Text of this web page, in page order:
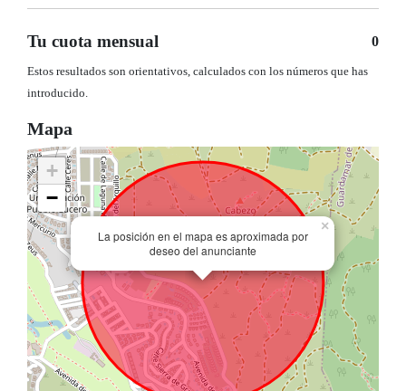
Tu cuota mensual 0
Estos resultados son orientativos, calculados con los números que has
introducido.
Mapa
La posición en el mapa es aproximada por
deseo del anunciante
×
+
−